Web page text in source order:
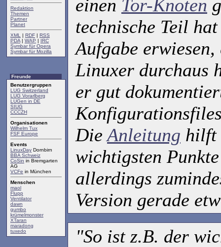
Redaktion
Themen
Partner
Planet
XML
| RDF | RSS
PDA | WAP | IRC
Symbar für Opera
Symbar für Mozilla
Freunde
Benutzergruppen
LUG Switzerland
LUG Vorarlberg
LUGen in DE
SIUG
CCCZH
Organisationen
Wilhelm Tux
FSF Europe
Events
LinuxDay Dornbirn
BBA Schweiz
CoSin in Bremgarten
AG
VCFe in München
Menschen
maol
Flupp
Ventilator
dawn
gumbo
krümelmonster
XTaran
maradong
tuxedo
einen Tor-Knoten
technische Teil
Aufgabe
Linuxer durchaus
er gut
DieAnleitung hilft
wichtigsten
allerdings
Version gerade
"So ist z.B. der